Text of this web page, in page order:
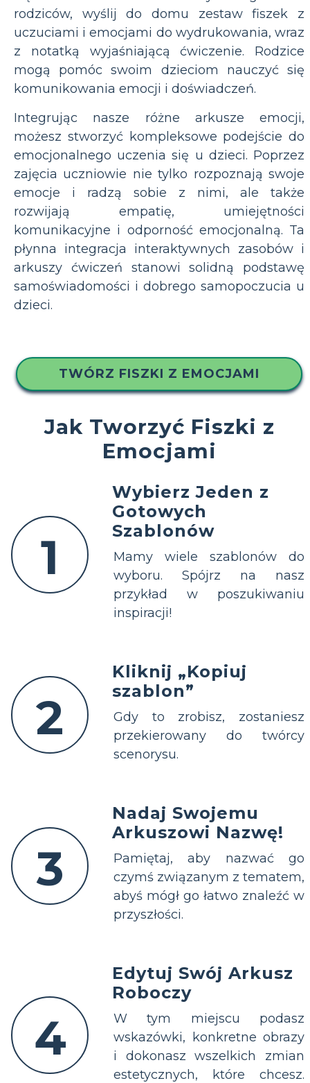
rodziców, wyślij do domu zestaw fiszek z
uczuciami i emocjami do wydrukowania, wraz
z notatką wyjaśniającą ćwiczenie. Rodzice
mogą pomóc swoim dzieciom nauczyć się
komunikowania emocji i doświadczeń.
Integrując nasze różne arkusze emocji,
możesz stworzyć kompleksowe podejście do
emocjonalnego uczenia się u dzieci. Poprzez
zajęcia uczniowie nie tylko rozpoznają swoje
emocje i radzą sobie z nimi, ale także
rozwijają empatię, umiejętności
komunikacyjne i odporność emocjonalną. Ta
płynna integracja interaktywnych zasobów i
arkuszy ćwiczeń stanowi solidną podstawę
samoświadomości i dobrego samopoczucia u
dzieci.
TWÓRZ FISZKI Z EMOCJAMI
Jak Tworzyć Fiszki z
Emocjami
1
Wybierz Jeden z
Gotowych
Szablonów
Mamy wiele szablonów do
wyboru. Spójrz na nasz
przykład w poszukiwaniu
inspiracji!
2
Kliknij „Kopiuj
szablon”
Gdy to zrobisz, zostaniesz
przekierowany do twórcy
scenorysu.
3
Nadaj Swojemu
Arkuszowi Nazwę!
Pamiętaj, aby nazwać go
czymś związanym z tematem,
abyś mógł go łatwo znaleźć w
przyszłości.
4
Edytuj Swój Arkusz
Roboczy
W tym miejscu podasz
wskazówki, konkretne obrazy
i dokonasz wszelkich zmian
estetycznych, które chcesz.